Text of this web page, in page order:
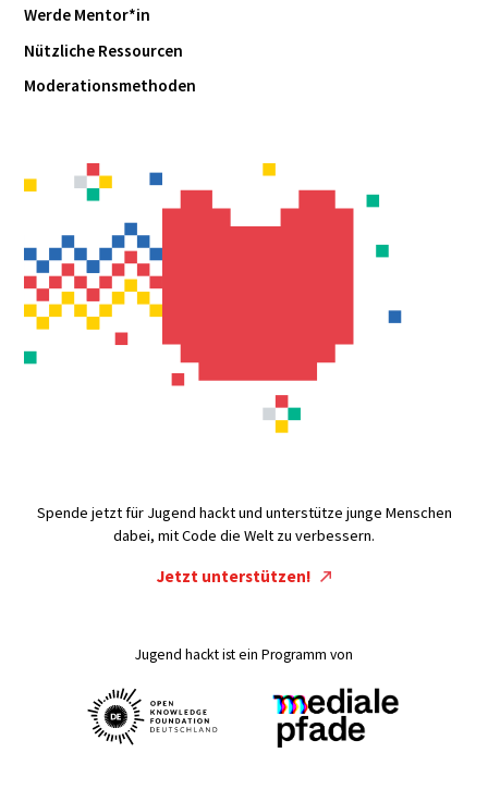
Werde Mentor*in
Nützliche Ressourcen
Moderationsmethoden
Spende jetzt für Jugend hackt und unterstütze junge Menschen
dabei, mit Code die Welt zu verbessern.
Jetzt unterstützen!
Jugend hackt ist ein Programm von